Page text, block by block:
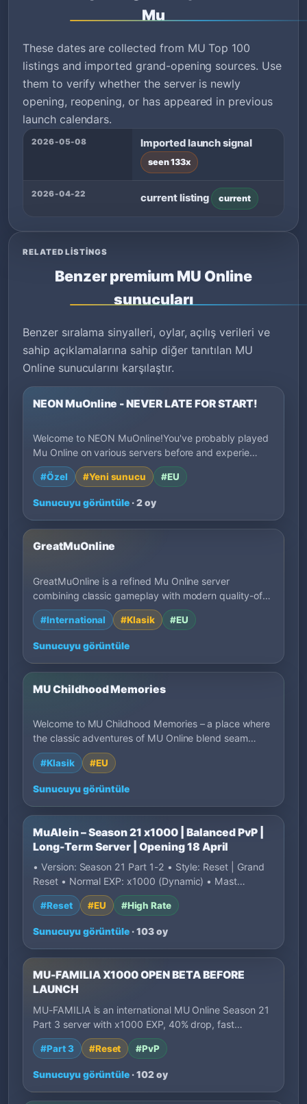
Mu
These dates are collected from MU Top 100
listings and imported grand-opening sources. Use
them to verify whether the server is newly
opening, reopening, or has appeared in previous
launch calendars.
2026-05-08 Imported launch signal
seen 133x
2026-04-22 current listing current
RELATED LISTINGS
Benzer premium MU Online
sunucuları
Benzer sıralama sinyalleri, oylar, açılış verileri ve
sahip açıklamalarına sahip diğer tanıtılan MU
Online sunucularını karşılaştır.
NEON MuOnline - NEVER LATE FOR START!
Welcome to NEON MuOnline!You've probably played
Mu Online on various servers before and experie…
#Özel #Yeni sunucu #EU
Sunucuyu görüntüle · 2 oy
GreatMuOnline
GreatMuOnline is a refined Mu Online server
combining classic gameplay with modern quality-of-
l…
#International #Klasik #EU
Sunucuyu görüntüle
MU Childhood Memories
Welcome to MU Childhood Memories – a place where
the classic adventures of MU Online blend seam…
#Klasik #EU
Sunucuyu görüntüle
MuAlein – Season 21 x1000 | Balanced PvP |
Long-Term Server | Opening 18 April
• Version: Season 21 Part 1-2 • Style: Reset | Grand
Reset • Normal EXP: x1000 (Dynamic) • Mast…
#Reset #EU #High Rate
Sunucuyu görüntüle · 103 oy
MU-FAMILIA X1000 OPEN BETA BEFORE
LAUNCH
MU-FAMILIA is an international MU Online Season 21
Part 3 server with x1000 EXP, 40% drop, fast…
#Part 3 #Reset #PvP
Sunucuyu görüntüle · 102 oy